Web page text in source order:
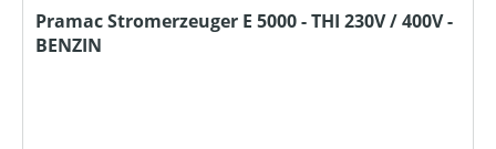
Pramac Stromerzeuger E 5000 - THI 230V / 400V -
BENZIN